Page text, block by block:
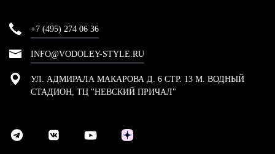
+7 (495) 274 06 36
INFO@VODOLEY-STYLE.RU
УЛ. АДМИРАЛА МАКАРОВА Д. 6 СТР. 13 М. ВОДНЫЙ
СТАДИОН, ТЦ "НЕВСКИЙ ПРИЧАЛ"